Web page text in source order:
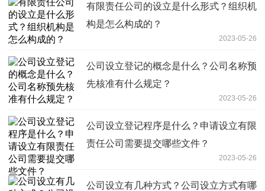
有限责任公司的设立是什么形式？组织机
构是怎么构成的？
2023-05-26
公司设立登记的概念是什么？公司名称预
先核准有什么规定？
2023-05-26
公司设立登记程序是什么？申请设立有限
责任公司需要提交哪些文件？
2023-05-26
公司设立有几种方式？公司设立方式有哪